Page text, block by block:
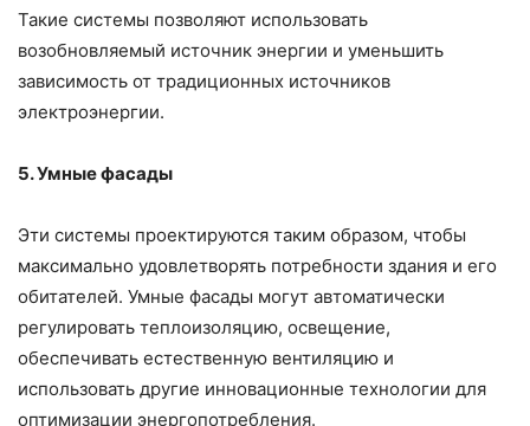
Такие системы позволяют использовать
возобновляемый источник энергии и уменьшить
зависимость от традиционных источников
электроэнергии.
5. Умные фасады
Эти системы проектируются таким образом, чтобы
максимально удовлетворять потребности здания и его
обитателей. Умные фасады могут автоматически
регулировать теплоизоляцию, освещение,
обеспечивать естественную вентиляцию и
использовать другие инновационные технологии для
оптимизации энергопотребления.